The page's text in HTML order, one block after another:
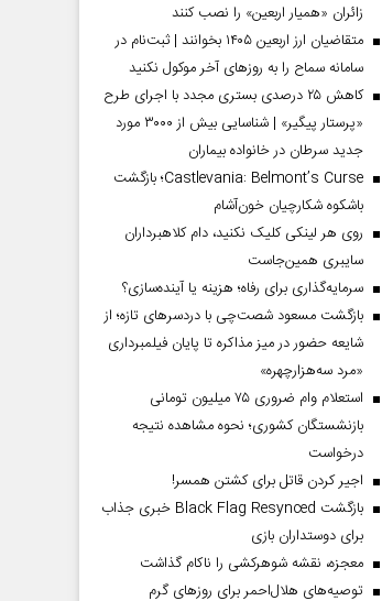
زائران «همیار اربعین» را نصب کنند
متقاضیان ارز اربعین ۱۴۰۵ بخوانند | ثبت‌نام در
سامانه سماح را به روز‌های آخر موکول نکنید
کاهش ۲۵ درصدی بستری مجدد با اجرای طرح
«پرستار پیگیر» | شناسایی بیش از ۳۰۰۰ مورد
جدید سرطان در خانواده بیماران
Castlevania: Belmont’s Curse؛ بازگشت
باشکوه شکارچیان خون‌آشام
روی هر لینکی کلیک نکنید، دام کلاهبرداران
سایبری همین‌جاست
سرمایه‌گذاری برای رفاه؛ هزینه یا آینده‌سازی؟
بازگشت مسعود شصت‌چی با دردسر‌های تازه؛ از
شایعه حضور در میز مذاکره تا پایان فیلمبرداری
«مرد سه‌هزارچهره»
استعلام وام ضروری ۷۵ میلیون تومانی
بازنشستگان کشوری؛ نحوه مشاهده نتیجه
درخواست
اجیر کردن قاتل برای کشتن همسر!
بازگشت Black Flag Resynced خبری جذاب
برای دوستداران بازی
معجزه، نقشه شوهرکشی را ناکام گذاشت
توصیه‌های هلال‌احمر برای روز‌های گرم